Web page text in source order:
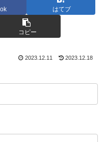
はてブ
コピー
2023.12.11 2023.12.18